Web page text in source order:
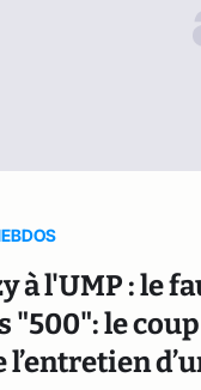
à l'UMP : le
"500": le
l’entretien